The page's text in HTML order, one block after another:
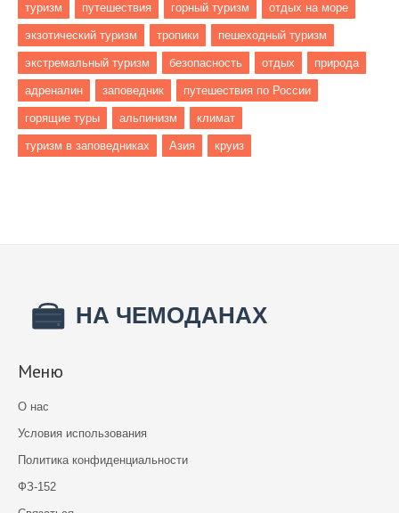
туризм путешествия горный туризм отдых на море
экзотический туризм тропики пешеходный туризм
экстремальный туризм безопасность отдых природа
адреналин заповедник путешествия по России
горящие туры альпинизм климат
туризм в заповедниках Азия круиз
Меню
О нас
Условия использования
Политика конфиденциальности
ФЗ-152